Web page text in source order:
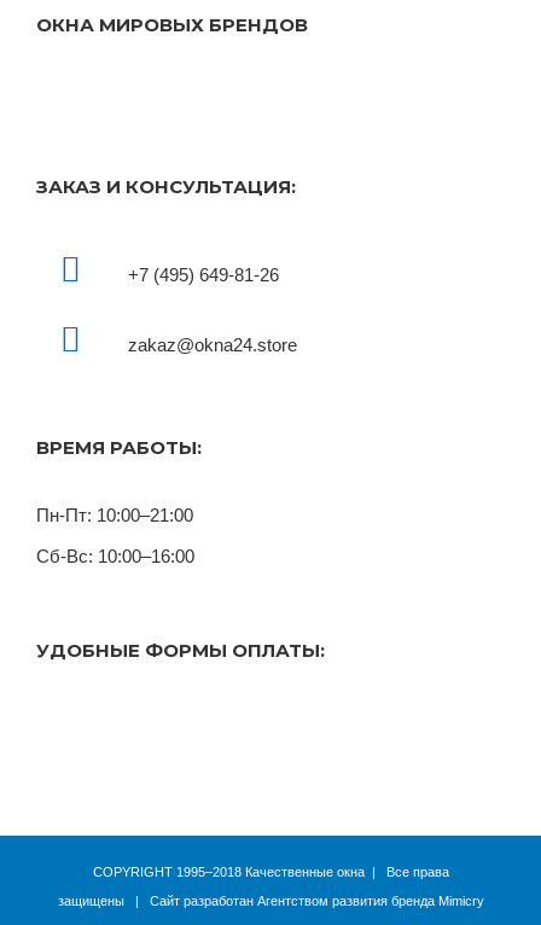
ОКНА МИРОВЫХ БРЕНДОВ
ЗАКАЗ И КОНСУЛЬТАЦИЯ:
+7 (495) 649-81-26
zakaz@okna24.store
ВРЕМЯ РАБОТЫ:
Пн-Пт: 10:00–21:00
Сб-Вс: 10:00–16:00
УДОБНЫЕ ФОРМЫ ОПЛАТЫ:
COPYRIGHT 1995–2018 Качественные окна | Все права
защищены | Сайт разработан Агентством развития бренда Mimicry